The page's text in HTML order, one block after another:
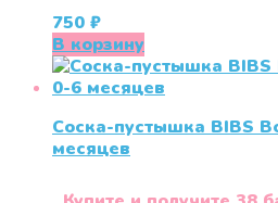
750 ₽
В корзину
Соска-пустышка BIBS
месяцев